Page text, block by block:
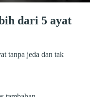
dari 5 ayat
tanpa jeda dan tak